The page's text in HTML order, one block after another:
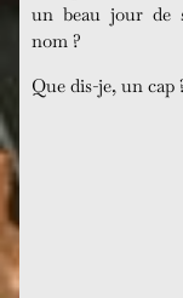
un beau jour de
nom ?
Que dis-je, un cap